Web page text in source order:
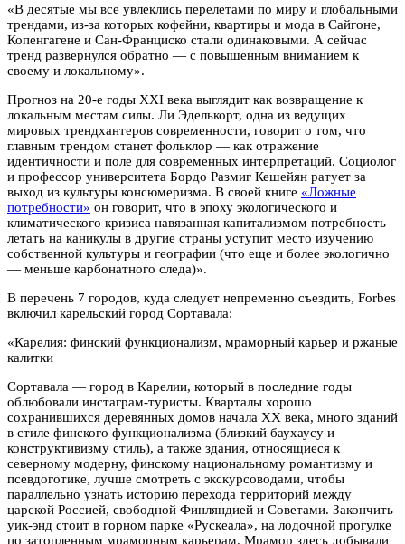
«В десятые мы все увлеклись перелетами по миру и глобальными
трендами, из-за которых кофейни, квартиры и мода в Сайгоне,
Копенгагене и Сан-Франциско стали одинаковыми. А сейчас
тренд развернулся обратно — с повышенным вниманием к
своему и локальному».
Прогноз на 20-е годы XXI века выглядит как возвращение к
локальным местам силы. Ли Эделькорт, одна из ведущих
мировых трендхантеров современности, говорит о том, что
главным трендом станет фольклор — как отражение
идентичности и поле для современных интерпретаций. Социолог
и профессор университета Бордо Размиг Кешейян ратует за
выход из культуры консюмеризма. В своей книге «Ложные
потребности» он говорит, что в эпоху экологического и
климатического кризиса навязанная капитализмом потребность
летать на каникулы в другие страны уступит место изучению
собственной культуры и географии (что еще и более экологично
— меньше карбонатного следа)».
В перечень 7 городов, куда следует непременно съездить, Forbes
включил карельский город Сортавала:
«Карелия: финский функционализм, мраморный карьер и ржаные
калитки
Сортавала — город в Карелии, который в последние годы
облюбовали инстаграм-туристы. Кварталы хорошо
сохранившихся деревянных домов начала ХХ века, много зданий
в стиле финского функционализма (близкий баухаусу и
конструктивизму стиль), а также здания, относящиеся к
северному модерну, финскому национальному романтизму и
псевдоготике, лучше смотреть с экскурсоводами, чтобы
параллельно узнать историю перехода территорий между
царской Россией, свободной Финляндией и Советами. Закончить
уик-энд стоит в горном парке «Рускеала», на лодочной прогулке
по затопленным мраморным карьерам. Мрамор здесь добывали